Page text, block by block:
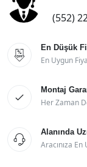
(552)

En Düşük
En Uygun

Montaj
Her Zaman

Alanında
Aracınıza